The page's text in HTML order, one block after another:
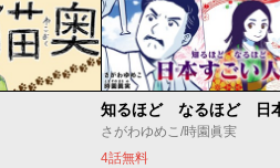
さがわゆめこ/時園眞実
4話無料